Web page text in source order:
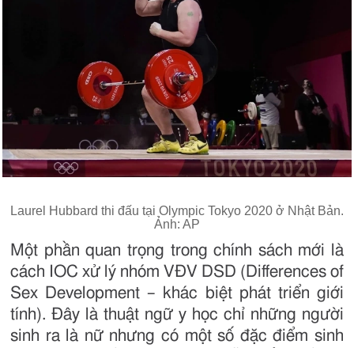
Laurel Hubbard thi đấu tại Olympic Tokyo 2020 ở Nhật Bản.
Ảnh: AP
Một phần quan trọng trong chính sách mới là
cách IOC xử lý nhóm VĐV DSD (Differences of
Sex Development – khác biệt phát triển giới
tính). Đây là thuật ngữ y học chỉ những người
sinh ra là nữ nhưng có một số đặc điểm sinh